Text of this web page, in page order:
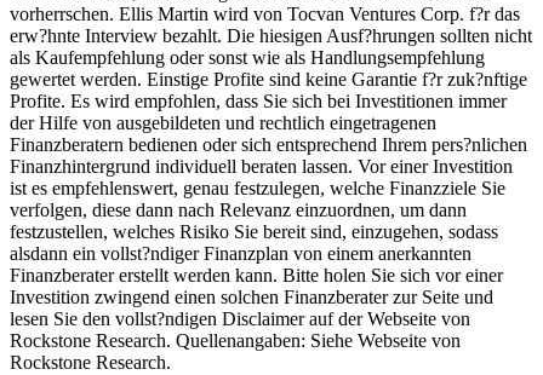
vorherrschen. Ellis Martin wird von Tocvan Ventures Corp. f?r das
erw?hnte Interview bezahlt. Die hiesigen Ausf?hrungen sollten nicht
als Kaufempfehlung oder sonst wie als Handlungsempfehlung
gewertet werden. Einstige Profite sind keine Garantie f?r zuk?nftige
Profite. Es wird empfohlen, dass Sie sich bei Investitionen immer
der Hilfe von ausgebildeten und rechtlich eingetragenen
Finanzberatern bedienen oder sich entsprechend Ihrem pers?nlichen
Finanzhintergrund individuell beraten lassen. Vor einer Investition
ist es empfehlenswert, genau festzulegen, welche Finanzziele Sie
verfolgen, diese dann nach Relevanz einzuordnen, um dann
festzustellen, welches Risiko Sie bereit sind, einzugehen, sodass
alsdann ein vollst?ndiger Finanzplan von einem anerkannten
Finanzberater erstellt werden kann. Bitte holen Sie sich vor einer
Investition zwingend einen solchen Finanzberater zur Seite und
lesen Sie den vollst?ndigen Disclaimer auf der Webseite von
Rockstone Research. Quellenangaben: Siehe Webseite von
Rockstone Research.